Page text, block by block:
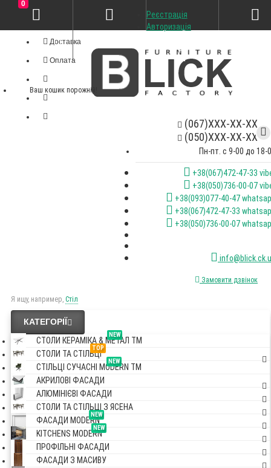
Доставка
Оплата
(067)XXX-XX-XX
(050)XXX-XX-XX
Пн-пт. с 9-00 до 18-
+38(067)472-47-33
+38(050)736-00-07
+38(093)077-40-47
+38(067)472-47-33
+38(050)736-00-07
Замовити дзвінок
Я ищу, например, Стіл
Реєстрація
Авторизація
0
Ваш кошик порожній!
КАТЕГОРІЇ
NEW
СТОЛИ КЕРАМІКА & МЕТАЛ TM
TOP
СТОЛИ ТА СТІЛЬЦІ
NEW
СТІЛЬЦІ СУЧАСНІ MODERN TM
АКРИЛОВІ ФАСАДИ
АЛЮМІНІЄВІ ФАСАДИ
СТОЛИ ТА СТІЛЬЦІ З ЯСЕНА
NEW
ФАСАДИ MODERN
NEW
KITCHENS MODERN
ПРОФІЛЬНІ ФАСАДИ
ФАСАДИ З МАСИВУ